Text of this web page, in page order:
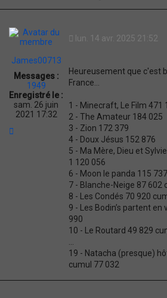
James00713
Messages :
1949
Enregistré le :
sam. 26 juin
2021 17:32
lun. 14 avr. 2025 21:52
Heureusement que c'est
France...
1 - Minecraft, Le Film 471
2 - The Amateur 184 025
3 - Zion 172 379
4 - Doux Jésus 152 876
5 - Ma Mère, Dieu et
1 120 056
6 - Moon le panda 115 737
7 - Blanche-Neige 87 602
8 - Les Condés 70 920
9 - Les Bodin’s partent en
990
10 - Le Routard 49 829
19 - Natacha (presque)
cumul 77 032